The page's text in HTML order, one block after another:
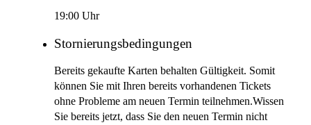
19:00 Uhr
Stornierungsbedingungen
Bereits gekaufte Karten behalten Gültigkeit. Somit
können Sie mit Ihren bereits vorhandenen Tickets
ohne Probleme am neuen Termin teilnehmen.Wissen
Sie bereits jetzt, dass Sie den neuen Termin nicht